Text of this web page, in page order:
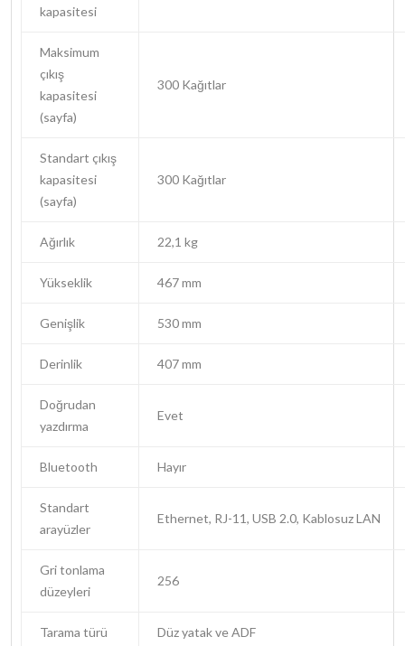
kapasitesi
Maksimum
çıkış
kapasitesi
(sayfa)
300 Kağıtlar
Standart çıkış
kapasitesi
(sayfa)
300 Kağıtlar
Ağırlık 22,1 kg
Yükseklik 467 mm
Genişlik 530 mm
Derinlik 407 mm
Doğrudan
yazdırma
Evet
Bluetooth Hayır
Standart
arayüzler
Ethernet, RJ-11, USB 2.0, Kablosuz LAN
Gri tonlama
düzeyleri
256
Tarama türü Düz yatak ve ADF